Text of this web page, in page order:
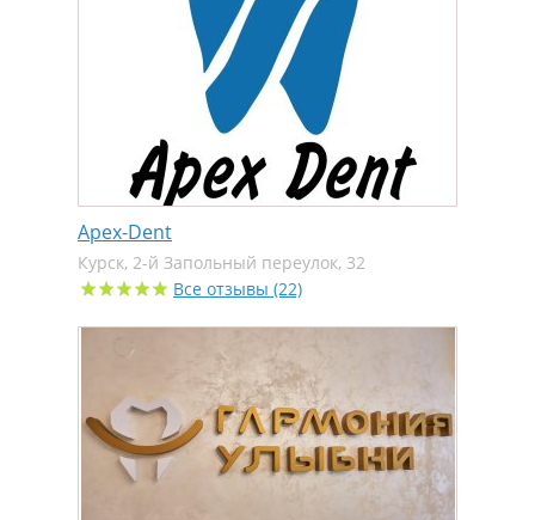
Apex-Dent
Курск, 2-й Запольный переулок, 32
Все отзывы (22)